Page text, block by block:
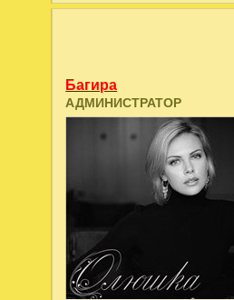
Багира
АДМИНИСТРАТОР